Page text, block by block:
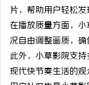
片，帮助用户轻松
在播放质量方面，
况自由调整画质，确
此外，小草影院支
现代快节奏生活的